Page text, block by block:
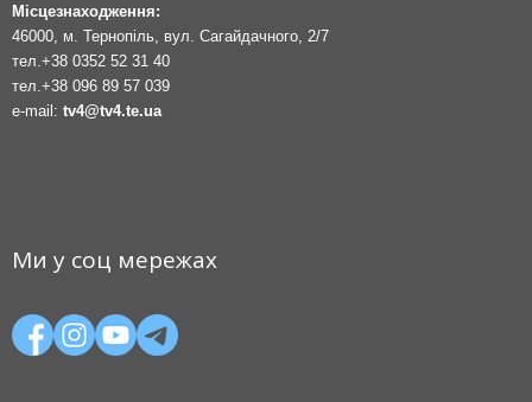
Місцезнаходження:
46000, м. Тернопіль, вул. Сагайдачного, 2/7
тел. +38 0352 52 31 40
тел. +38 096 89 57 039
e-mail: tv4@tv4.te.ua
Ми у соц мережах